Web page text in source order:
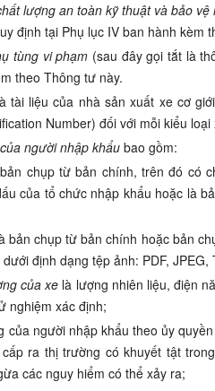
lượng an toàn kỹ thuật và bảo vệ
định tại Phụ lục IV ban hành kèm
tùng vi phạm (sau đây gọi tắt là
theo Thông tư này.
tài liệu của nhà sản xuất xe cơ
Number) đối với mỗi kiểu loại
người nhập khẩu bao gồm:
chụp từ bản chính, trên đó có
của tổ chức nhập khẩu hoặc là
bản chụp từ bản chính hoặc bản
định dạng tệp ảnh: PDF,
của xe là lượng nhiên liệu, điện
nghiệm xác định;
của người nhập khẩu theo ủy
ra thị trường có khuyết tật
các nguy hiểm có thể xảy ra;